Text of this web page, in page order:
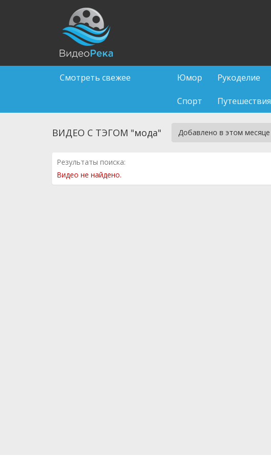
Смотреть свежее Юмор Рукоделие
Спорт Путешествия
ВИДЕО С ТЭГОМ "мода" Добавлено в этом месяце
Результаты поиска:
Видео не найдено.